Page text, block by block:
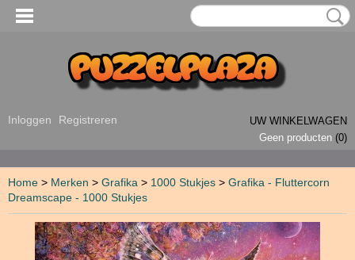
Inloggen Registreren
UW WINKELWAGEN
Geen producten (0)
Home > Merken > Grafika > 1000 Stukjes > Grafika - Fluttercorn
Dreamscape - 1000 Stukjes